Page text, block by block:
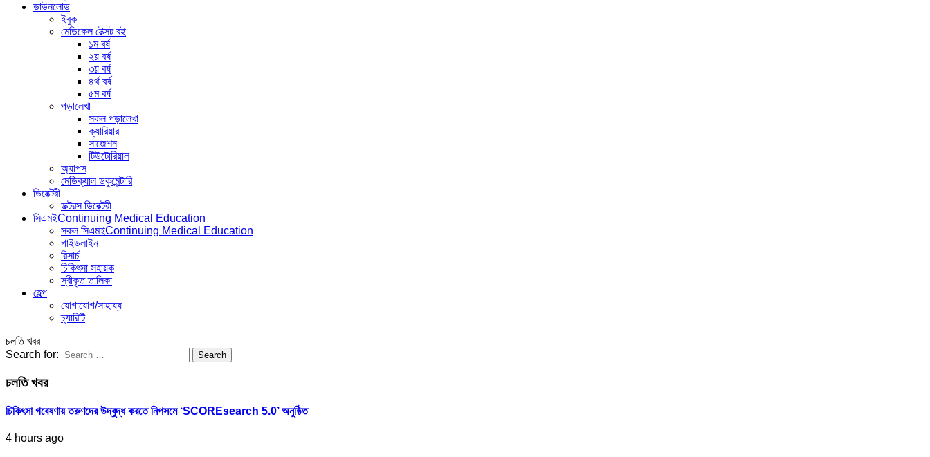
ডাউনলোড
ইবুক
মেডিকেল টেক্সট বই
১ম বর্ষ
২য় বর্ষ
৩য় বর্ষ
৪র্থ বর্ষ
৫ম বর্ষ
পড়ালেখা
সকল পড়ালেখা
ক্যারিয়ার
সাজেশন
টিউটোরিয়াল
অ্যাপস
মেডিক্যাল ডকুমেন্টারি
ডিরেক্টরী
ডক্টরস ডিরেক্টরী
সিএমইContinuing Medical Education
সকল সিএমইContinuing Medical Education
গাইডলাইন
রিসার্চ
চিকিৎসা সহায়ক
স্বীকৃত তালিকা
হেল্প
যোগাযোগ/সাহায্য
চ্যারিটি
চলতি খবর
Search for:
চলতি খবর
চিকিৎসা গবেষণায় তরুণদের উদ্বুদ্ধ করতে নিপসমে ‘SCOREsearch 5.0’ অনুষ্ঠিত
4 hours ago